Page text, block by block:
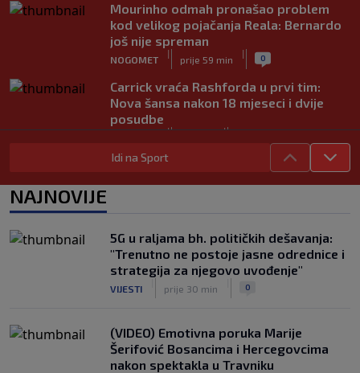
Mourinho odmah pronašao problem
kod velikog pojačanja Reala: Bernardo
još nije spreman
NOGOMET
|
prije 59 min
| 0
Carrick vraća Rashforda u prvi tim:
Nova šansa nakon 18 mjeseci i dvije
posudbe
| |
Đoković napravio šou na koncertu:
Messi stigao u Rosario na posljednji
ispraćaj ocu, De Paul pogodak posvetio
porodici (VIDEO)
NOGOMET
|
prije 2 h 0
Idi na Sport
NAJNOVIJE
5G u raljama bh. političkih dešavanja:
"Trenutno ne postoje jasne odrednice i
strategija za njegovo uvođenje"
VIJESTI prije 30 min 0
(VIDEO) Emotivna poruka Marije
Šerifović Bosancima i Hercegovcima
nakon spektakla u Travniku